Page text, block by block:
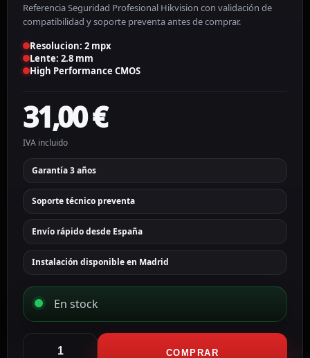
Referencia Seguridad Profesional Hikvision con validación de
compatibilidad y soporte preventa antes de comprar.
Resolucion: 2 mpx
Lente: 2.8 mm
High Performance CMOS
31,00€
IVA incluido
Garantía 3 años
Soporte técnico preventa
Envío rápido desde España
Instalación disponible en Madrid
En stock
Cámara
COMPRAR